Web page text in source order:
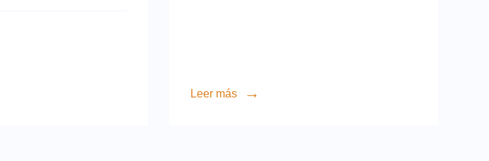
Leer más